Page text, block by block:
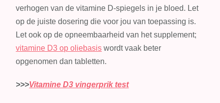
verhogen van de vitamine D-spiegels in je bloed. Let
op de juiste dosering die voor jou van toepassing is.
Let ook op de opneembaarheid van het supplement;
vitamine D3 op oliebasis wordt vaak beter
opgenomen dan tabletten.
>>>Vitamine D3 vingerprik test